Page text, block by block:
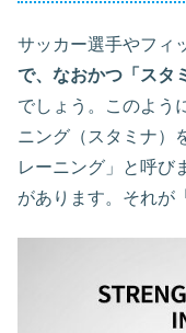
サッカー選手やフィ
で、なおかつ「スタ
でしょう。このよう
ニング（スタミナ）
レーニング」と呼び
があります。それが